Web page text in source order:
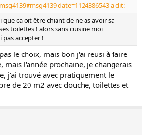
date=1124386543 a dit:
que ca oit être chiant de ne as avoir sa
toilettes ! alors sans cuisine moi
pas accepter !
le choix, mais bon j'ai reusi à faire
mais l'année prochaine, je changerais
j'ai trouvé avec pratiquement le
de 20 m2 avec douche, toilettes et